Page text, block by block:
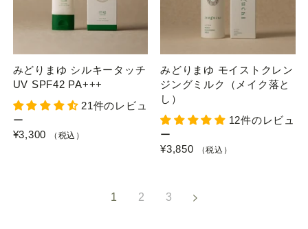
みどりまゆ シルキータッチ
UV SPF42 PA+++
21件のレビュ
ー
¥3,300
（税込）
みどりまゆ モイストクレン
ジングミルク（メイク落と
し）
12件のレビュ
ー
¥3,850
（税込）
1 2 3